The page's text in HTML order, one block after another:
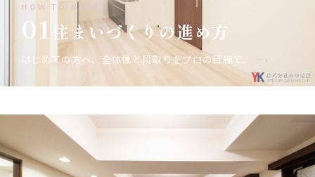
HOW TO START
01 住まいづくりの進め方
はじめての方へ、全体像と段取りをプロの目線で。 —›